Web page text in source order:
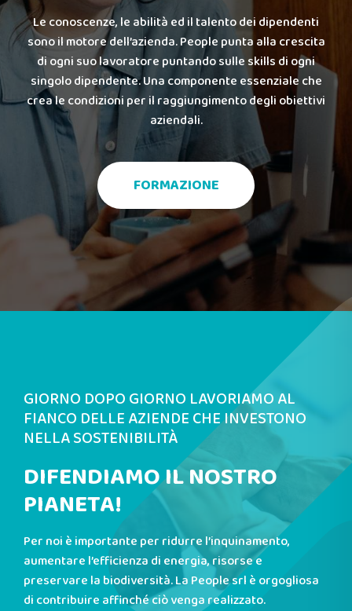
Le conoscenze, le abilità ed il talento dei dipendenti
sono il motore dell’azienda. People punta alla crescita
di ogni suo lavoratore puntando sulle skills di ogni
singolo dipendente. Una componente essenziale che
crea le condizioni per il raggiungimento degli obiettivi
aziendali.
FORMAZIONE
GIORNO DOPO GIORNO LAVORIAMO AL
FIANCO DELLE AZIENDE CHE INVESTONO
NELLA SOSTENIBILITÀ
DIFENDIAMO IL NOSTRO
PIANETA!
Per noi è importante per ridurre l’inquinamento,
aumentare l’efficienza di energia, risorse e
preservare la biodiversità. La People srl è orgogliosa
di contribuire affinché ciò venga realizzato.